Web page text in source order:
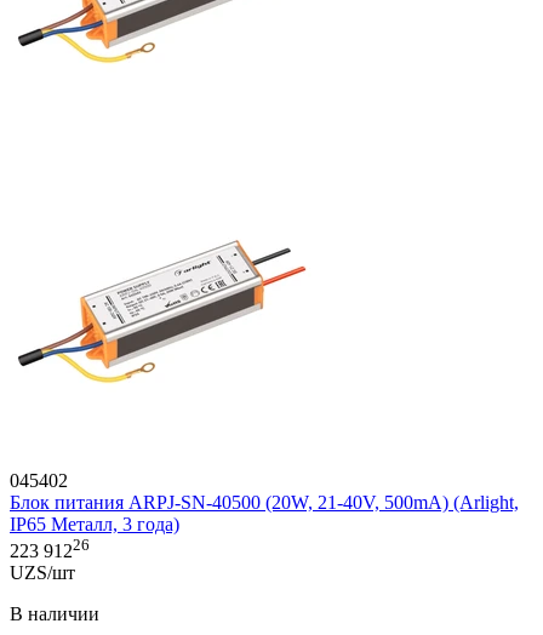
045402
Блок питания ARPJ-SN-40500 (20W, 21-40V, 500mA) (Arlight,
IP65 Металл, 3 года)
223 91226
UZS/шт
В наличии